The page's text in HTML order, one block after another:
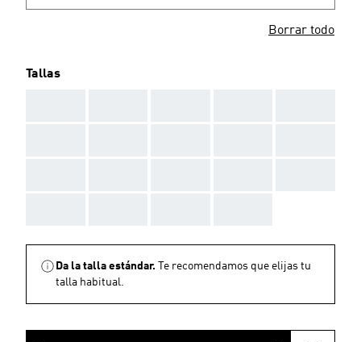
Borrar todo
Tallas
Da la talla estándar.
Te recomendamos que elijas tu
talla habitual.